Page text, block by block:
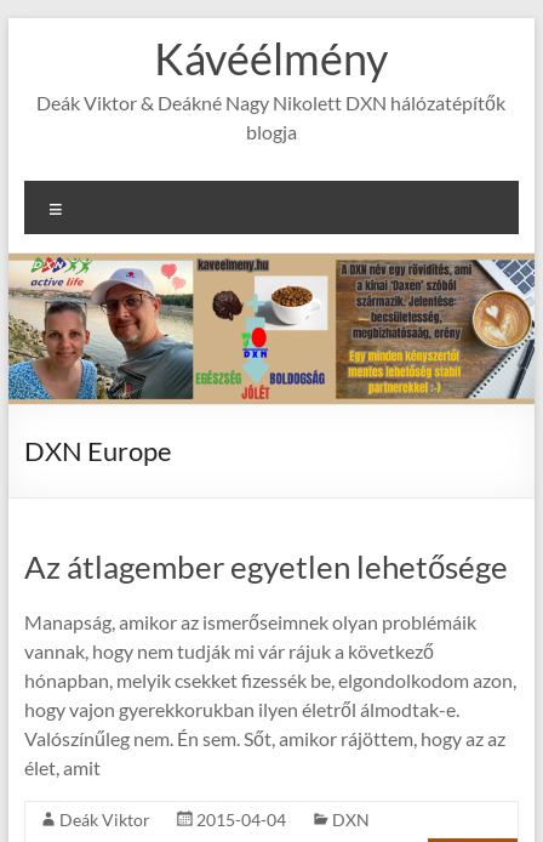
Kávéélmény
Deák Viktor & Deákné Nagy Nikolett DXN hálózatépítők
blogja
DXN Europe
Az átlagember egyetlen lehetősége
Manapság, amikor az ismerőseimnek olyan problémáik
vannak, hogy nem tudják mi vár rájuk a következő
hónapban, melyik csekket fizessék be, elgondolkodom azon,
hogy vajon gyerekkorukban ilyen életről álmodtak-e.
Valószínűleg nem. Én sem. Sőt, amikor rájöttem, hogy az az
élet, amit
Deák Viktor 2015-04-04
DXN